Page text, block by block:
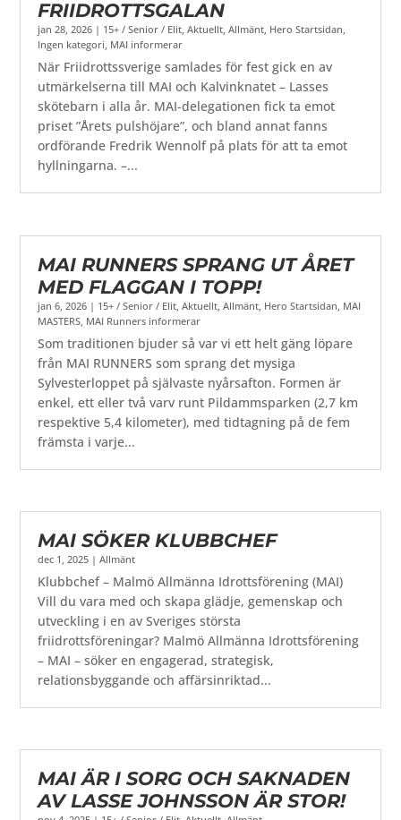
FRIIDROTTSGALAN
jan 28, 2026 | 15+ / Senior / Elit,Aktuellt,Allmänt, Hero Startsidan,
Ingen kategori, MAI informerar
När Friidrottssverige samlades för fest gick en av
utmärkelserna till MAI och Kalvinknatet – Lasses
skötebarn i alla år. MAI-delegationen fick ta emot
priset ”Årets pulshöjare”, och bland annat fanns
ordförande Fredrik Wennolf på plats för att ta emot
hyllningarna. –...
MAI RUNNERS SPRANG UT ÅRET
MED FLAGGAN I TOPP!
jan 6, 2026 | 15+ / Senior / Elit ,Aktuellt ,Allmänt Hero Startsidan MAI
MASTERS MAI Runners informerar
Som traditionen bjuder så var vi ett helt gäng löpare
från MAI RUNNERS som sprang det mysiga
Sylvesterloppet på självaste nyårsafton. Formen är
enkel, ett eller två varv runt Pildammsparken (2,7 km
respektive 5,4 kilometer), med tidtagning på de fem
främsta i varje...
MAI SÖKER KLUBBCHEF
dec 1, 2025 |Allmänt
Klubbchef – Malmö Allmänna Idrottsförening (MAI)
Vill du vara med och skapa glädje, gemenskap och
utveckling i en av Sveriges största
friidrottsföreningar? Malmö Allmänna Idrottsförening
– MAI – söker en engagerad, strategisk,
relationsbyggande och affärsinriktad...
MAI ÄR I SORG OCH SAKNADEN
AV LASSE JOHNSSON ÄR STOR!